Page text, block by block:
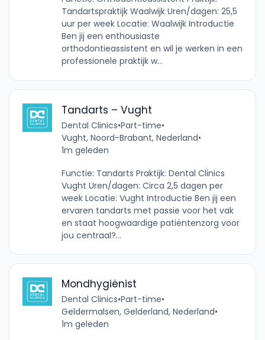
Tandartspraktijk Waalwijk Uren/dagen: 25,5
uur per week Locatie: Waalwijk Introductie
Ben jij een enthousiaste
orthodontieassistent en wil je werken in een
professionele praktijk w...
Tandarts – Vught
Dental Clinics•Part-time•
Vught, Noord-Brabant, Nederland•
1m geleden
Functie: Tandarts Praktijk: Dental Clinics
Vught Uren/dagen: Circa 2,5 dagen per
week Locatie: Vught Introductie Ben jij een
ervaren tandarts met passie voor het vak
en staat hoogwaardige patiëntenzorg voor
jou centraal?...
Mondhygiënist
Dental Clinics•Part-time•
Geldermalsen, Gelderland, Nederland•
1m geleden